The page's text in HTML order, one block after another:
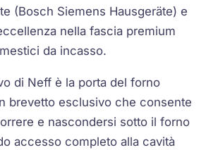
(Bosch Siemens Hausgeräte) e
nella fascia premium
da incasso.
di Neff è la porta del forno
brevetto esclusivo che consente
e nascondersi sotto il forno
accesso completo alla cavità